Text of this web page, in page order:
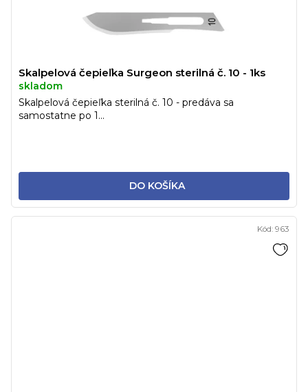
Skalpelová čepieľka Surgeon sterilná č. 10 - 1ks
skladom
DO KOŠÍKA
Skalpelová čepieľka sterilná č. 10 - predáva sa
samostatne po 1...
Kód: 963